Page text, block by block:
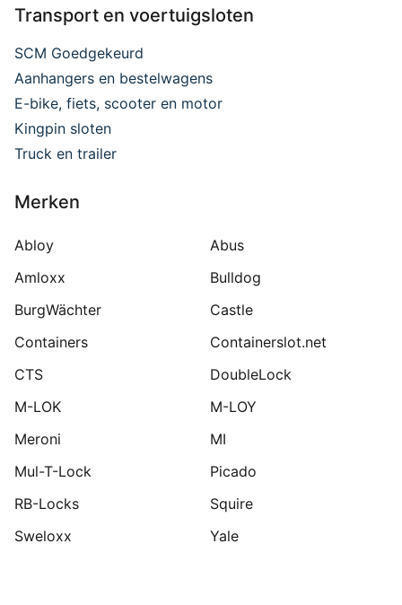
Transport en voertuigsloten
SCM Goedgekeurd
Aanhangers en bestelwagens
E-bike, fiets, scooter en motor
Kingpin sloten
Truck en trailer
Merken
Abloy
Abus
Amloxx
Bulldog
BurgWächter
Castle
Containers
Containerslot.net
CTS
DoubleLock
M-LOK
M-LOY
Meroni
MI
Mul-T-Lock
Picado
RB-Locks
Squire
Sweloxx
Yale